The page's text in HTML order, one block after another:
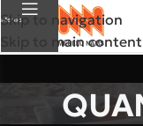
Skip to navigation
Skip to main content
Меню